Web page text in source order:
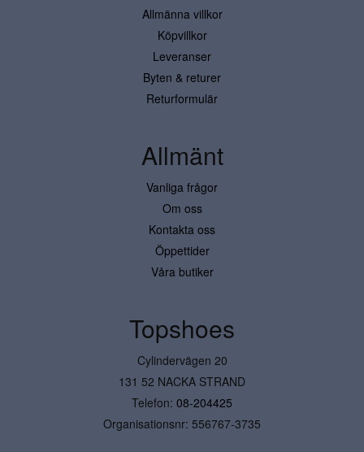
Allmänna villkor
Köpvillkor
Leveranser
Byten & returer
Returformulär
Allmänt
Vanliga frågor
Om oss
Kontakta oss
Öppettider
Våra butiker
Topshoes
Cylindervägen 20
131 52 NACKA STRAND
Telefon: 08-204425
Organisationsnr: 556767-3735